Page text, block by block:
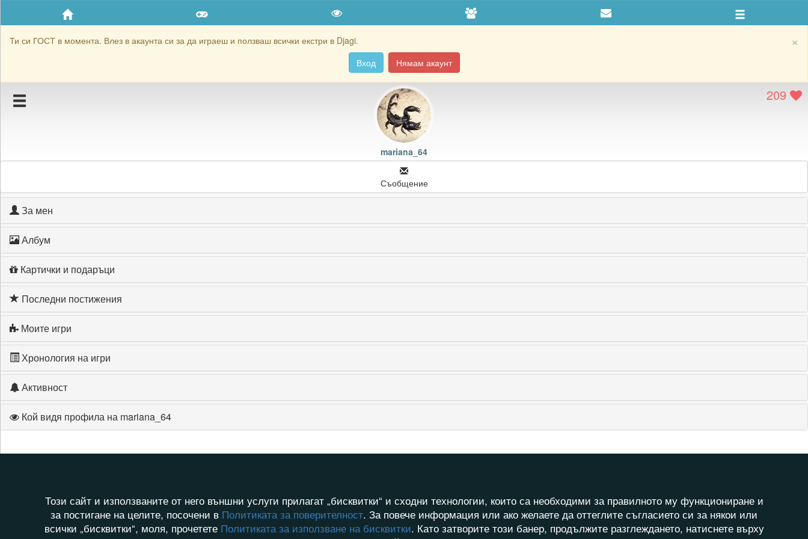
×
Ти си ГОСТ в момента. Влез в акаунта си за да играеш и ползваш всички екстри в Djagi.
Вход
Нямам акаунт
Приятели
Хронология на игри
Блокирай mariana_64
209
mariana_64
Съобщение
За мен
Албум
Картички и подаръци
Последни постижения
Моите игри
Хронология на игри
Активност
Кой видя профила на mariana_64
Този сайт и използваните от него външни услуги прилагат „бисквитки“ и сходни технологии, които са необходими за правилното му функциониране и
за постигане на целите, посочени в Политиката за поверителност. За повече информация или ако желаете да оттеглите съгласието си за някои или
всички „бисквитки“, моля, прочетете Политиката за използване на бисквитки. Като затворите този банер, продължите разглеждането, натиснете върху